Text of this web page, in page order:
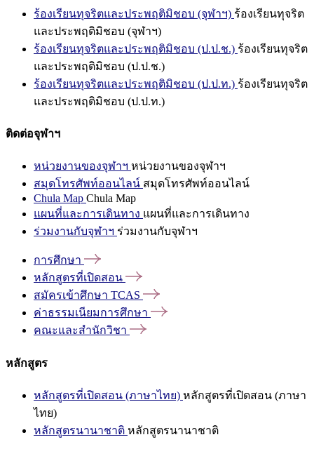
ร้องเรียนทุจริตและประพฤติมิชอบ (จุฬาฯ) ร้องเรียนทุจริต
และประพฤติมิชอบ (จุฬาฯ)
ร้องเรียนทุจริตและประพฤติมิชอบ (ป.ป.ช.) ร้องเรียนทุจริต
และประพฤติมิชอบ (ป.ป.ช.)
ร้องเรียนทุจริตและประพฤติมิชอบ (ป.ป.ท.) ร้องเรียนทุจริต
และประพฤติมิชอบ (ป.ป.ท.)
ติดต่อจุฬาฯ
หน่วยงานของจุฬาฯ หน่วยงานของจุฬาฯ
สมุดโทรศัพท์ออนไลน์ สมุดโทรศัพท์ออนไลน์
Chula Map Chula Map
แผนที่และการเดินทาง แผนที่และการเดินทาง
ร่วมงานกับจุฬาฯ ร่วมงานกับจุฬาฯ
การศึกษา
หลักสูตรที่เปิดสอน
สมัครเข้าศึกษา TCAS
ค่าธรรมเนียมการศึกษา
คณะและสำนักวิชา
หลักสูตร
หลักสูตรที่เปิดสอน (ภาษาไทย) หลักสูตรที่เปิดสอน (ภาษา
ไทย)
หลักสูตรนานาชาติ หลักสูตรนานาชาติ